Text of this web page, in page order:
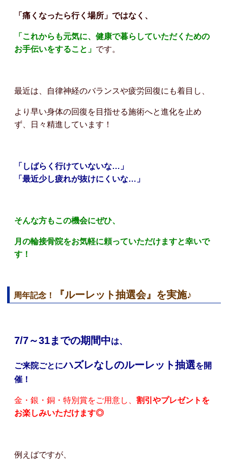
「痛くなったら行く場所」ではなく、
「これからも元気に、健康で暮らしていただくための
お手伝いをすること」 です。
最近は、自律神経のバランスや疲労回復にも着目し、
より早い身体の回復を目指せる施術へと進化を止め
ず、日々精進しています！
「しばらく行けていないな…」
「最近少し疲れが抜けにくいな…」
そんな方もこの機会にぜひ、
月の輪接骨院をお気軽に頼っていただけますと幸いで
す！
周年記念！ 『ルーレット抽選会』を実施♪
7/7～31までの期間中は、
ご来院ごとにハズレなしのルーレット抽選を開
催！
金・銀・銅・特別賞をご用意し、 割引やプレゼントを
お楽しみいただけます◎
例えばですが、